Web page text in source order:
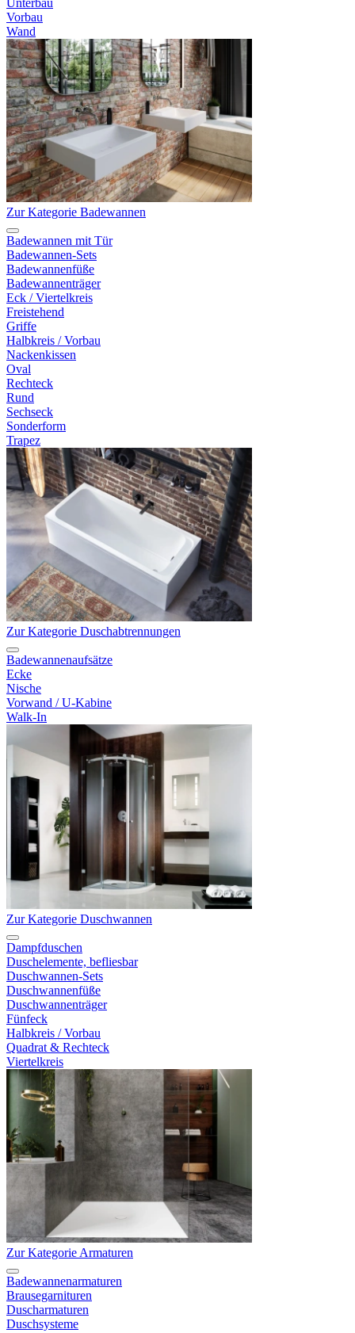
Unterbau
Vorbau
Wand
Zur Kategorie Badewannen
Badewannen mit Tür
Badewannen-Sets
Badewannenfüße
Badewannenträger
Eck / Viertelkreis
Freistehend
Griffe
Halbkreis / Vorbau
Nackenkissen
Oval
Rechteck
Rund
Sechseck
Sonderform
Trapez
Zur Kategorie Duschabtrennungen
Badewannenaufsätze
Ecke
Nische
Vorwand / U-Kabine
Walk-In
Zur Kategorie Duschwannen
Dampfduschen
Duschelemente, befliesbar
Duschwannen-Sets
Duschwannenfüße
Duschwannenträger
Fünfeck
Halbkreis / Vorbau
Quadrat & Rechteck
Viertelkreis
Zur Kategorie Armaturen
Badewannenarmaturen
Brausegarnituren
Duscharmaturen
Duschsysteme